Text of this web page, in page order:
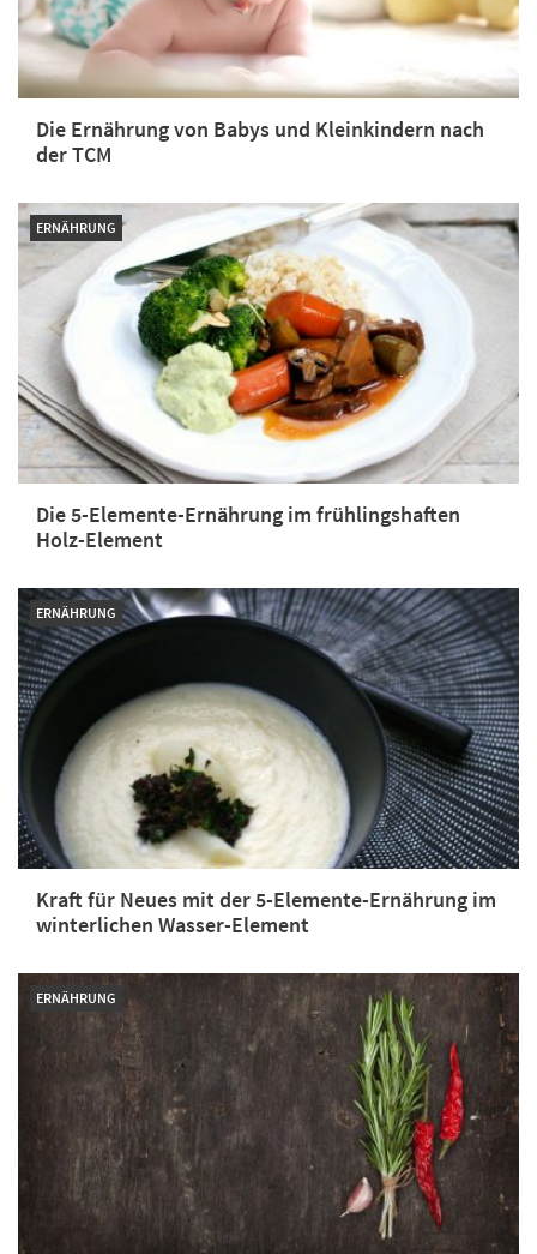
Die Ernährung von Babys und Kleinkindern nach
der TCM
ERNÄHRUNG
Die 5-Elemente-Ernährung im frühlingshaften
Holz-Element
ERNÄHRUNG
Kraft für Neues mit der 5-Elemente-Ernährung im
winterlichen Wasser-Element
ERNÄHRUNG